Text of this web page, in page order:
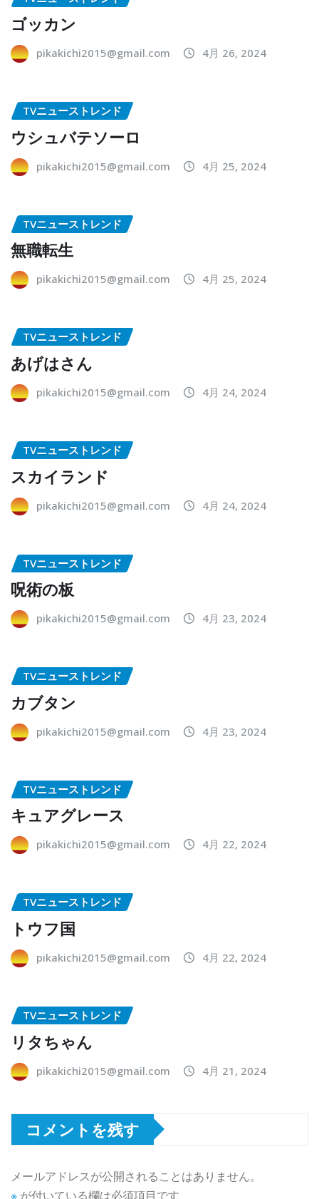
ゴッカン
pikakichi2015@gmail.com 4月 26, 2024
TVニューストレンド
ウシュバテソーロ
pikakichi2015@gmail.com 4月 25, 2024
TVニューストレンド
無職転生
pikakichi2015@gmail.com 4月 25, 2024
TVニューストレンド
あげはさん
pikakichi2015@gmail.com 4月 24, 2024
TVニューストレンド
スカイランド
pikakichi2015@gmail.com 4月 24, 2024
TVニューストレンド
呪術の板
pikakichi2015@gmail.com 4月 23, 2024
TVニューストレンド
カブタン
pikakichi2015@gmail.com 4月 23, 2024
TVニューストレンド
キュアグレース
pikakichi2015@gmail.com 4月 22, 2024
TVニューストレンド
トウフ国
pikakichi2015@gmail.com 4月 22, 2024
TVニューストレンド
リタちゃん
pikakichi2015@gmail.com 4月 21, 2024
コメントを残す
メールアドレスが公開されることはありません。
※ が付いている欄は必須項目です